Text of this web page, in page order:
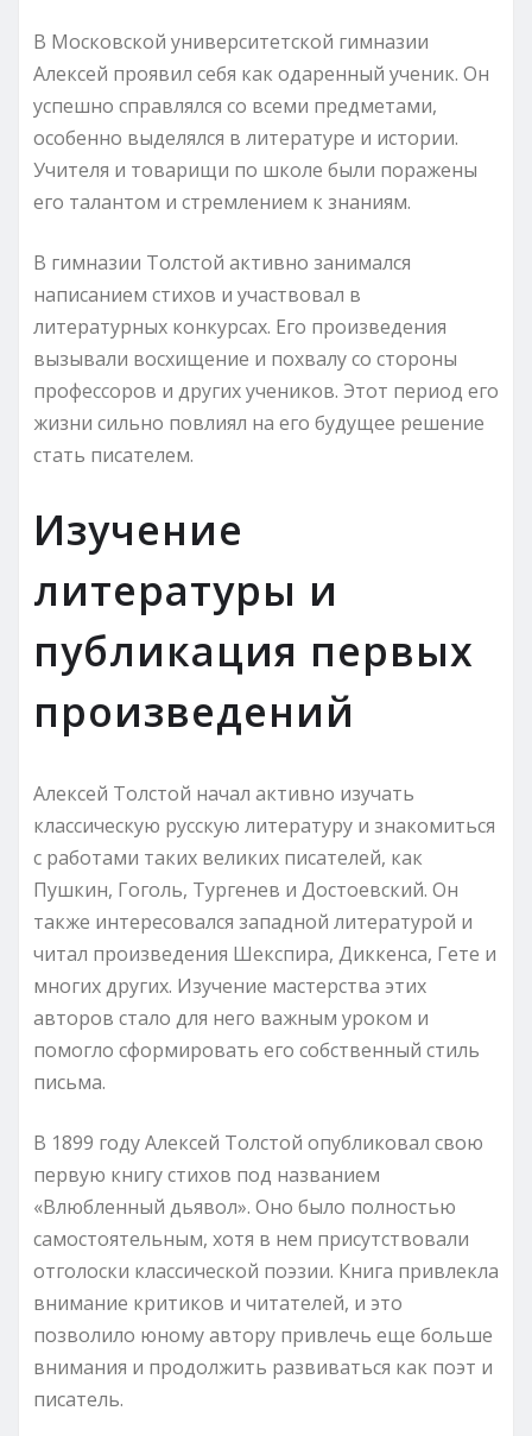
В Московской университетской гимназии
Алексей проявил себя как одаренный ученик. Он
успешно справлялся со всеми предметами,
особенно выделялся в литературе и истории.
Учителя и товарищи по школе были поражены
его талантом и стремлением к знаниям.
В гимназии Толстой активно занимался
написанием стихов и участвовал в
литературных конкурсах. Его произведения
вызывали восхищение и похвалу со стороны
профессоров и других учеников. Этот период его
жизни сильно повлиял на его будущее решение
стать писателем.
Изучение
литературы и
публикация первых
произведений
Алексей Толстой начал активно изучать
классическую русскую литературу и знакомиться
с работами таких великих писателей, как
Пушкин, Гоголь, Тургенев и Достоевский. Он
также интересовался западной литературой и
читал произведения Шекспира, Диккенса, Гете и
многих других. Изучение мастерства этих
авторов стало для него важным уроком и
помогло сформировать его собственный стиль
письма.
В 1899 году Алексей Толстой опубликовал свою
первую книгу стихов под названием
«Влюбленный дьявол». Оно было полностью
самостоятельным, хотя в нем присутствовали
отголоски классической поэзии. Книга привлекла
внимание критиков и читателей, и это
позволило юному автору привлечь еще больше
внимания и продолжить развиваться как поэт и
писатель.